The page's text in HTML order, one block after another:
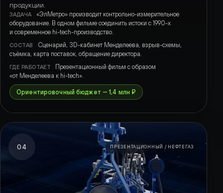
продукции.
ЗАДАЧА
«ЭлМетро» производит контрольно-измерительное
оборудование. В одном фильме соединить истоки с 1990-х
и современное hi-tech-производство.
СОСТАВ
Сценарий, 3D-кабинет Менделеева, взрыв-схемы,
съёмка, карта поставок, обращение директора.
ГДЕ РАБОТАЕТ
Презентационный фильм с образом
«от Менделеева к hi-tech».
Ориентировочный бюджет — 1,4 млн ₽
04 ПРЕЗЕНТАЦИОННЫЙ / НЕФТЕГАЗ